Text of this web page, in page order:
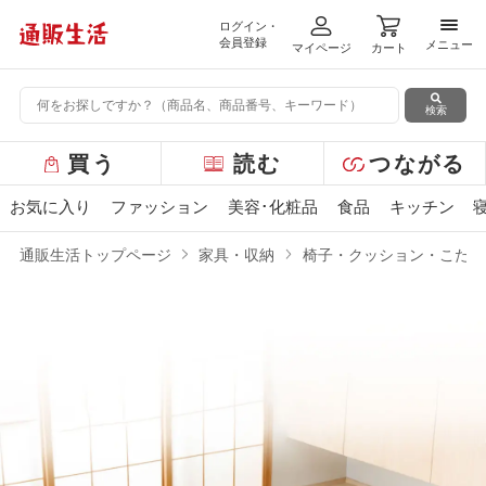
ログイン・
会員登録
マイページ カート
メニ
メニュー
検索
ー
バ
買う 読む つながる
お気に入り ファッション 美容･化粧品 食品 キッチン
通販生活トップページ 家具・収納 椅子・クッション・こた